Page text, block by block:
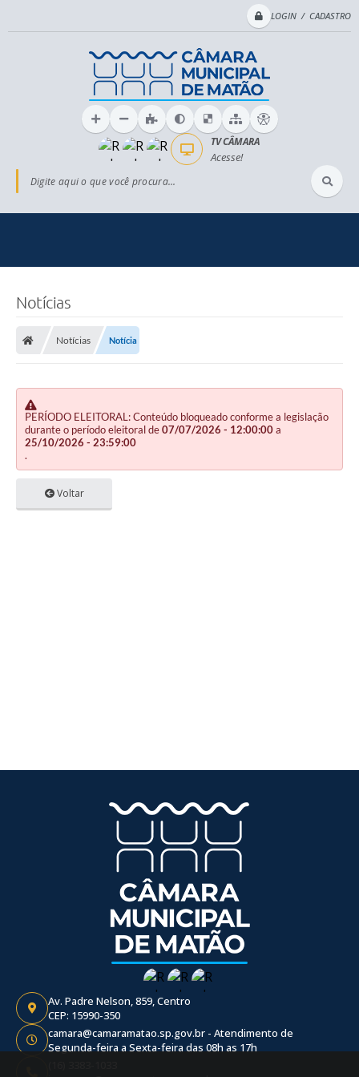
LOGIN / CADASTRO
Digite aqui o que você procura...
TV CÂMARA
Acesse!
Notícias
Notícias Notícia
PERÍODO ELEITORAL: Conteúdo bloqueado conforme a legislação
durante o período eleitoral de07/07/2026 - 12:00:00a
25/10/2026 - 23:59:00
.
Voltar
Av. Padre Nelson, 859, Centro
CEP: 15990-350
camara@camaramatao.sp.gov.br - Atendimento de
Segunda-feira a Sexta-feira das 08h as 17h